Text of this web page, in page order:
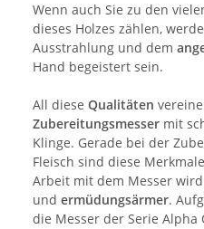
Wenn auch Sie zu den
dieses Holzes zählen,
Ausstrahlung und dem
Hand begeistert sein.
All diese Qualitäten
Zubereitungsmesser mit
Klinge. Gerade bei der
Fleisch sind diese
Arbeit mit dem Messer
und ermüdungsärmer.
die Messer der Serie Alpha